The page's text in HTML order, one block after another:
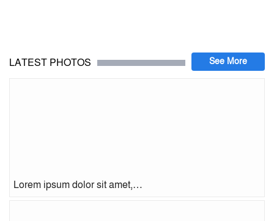
LATEST PHOTOS
Lorem ipsum dolor sit amet,…